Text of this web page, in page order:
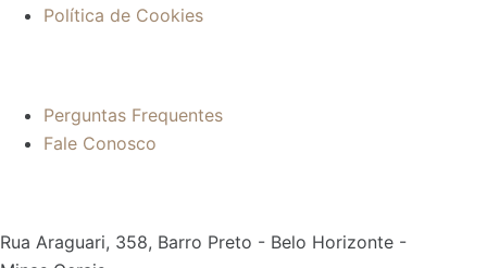
Política de Cookies
Perguntas Frequentes
Fale Conosco
Rua Araguari, 358, Barro Preto - Belo Horizonte -